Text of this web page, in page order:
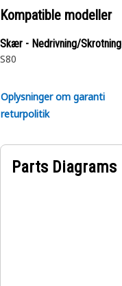
Kompatible modeller
Skær - Nedrivning/Skrotning
S80
Oplysninger om garanti
returpolitik
Parts Diagrams